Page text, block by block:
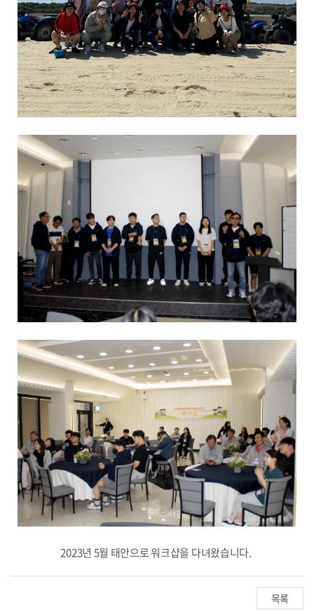
2023년 5월 태안으로 워크샵을 다녀왔습니다.
목록